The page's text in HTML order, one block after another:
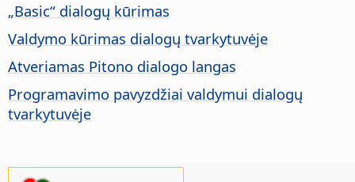
„Basic“ dialogų kūrimas
Valdymo kūrimas dialogų tvarkytuvėje
Atveriamas Pitono dialogo langas
Programavimo pavyzdžiai valdymui dialogų
tvarkytuvėje